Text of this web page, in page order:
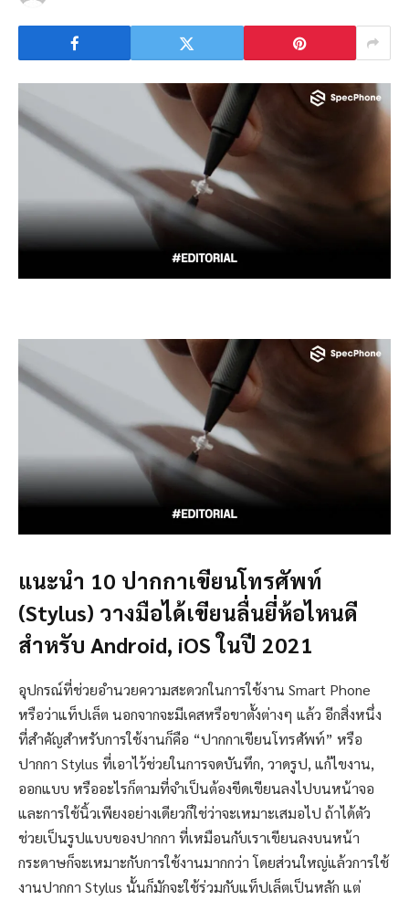
แนะนำ 10 ปากกาเขียนโทรศัพท์
(Stylus) วางมือได้เขียนลื่นยี่ห้อไหนดี
สำหรับ Android, iOS ในปี 2021
อุปกรณ์ที่ช่วยอำนวยความสะดวกในการใช้งาน Smart Phone
หรือว่าแท็ปเล็ต นอกจากจะมีเคสหรือขาตั้งต่างๆ แล้ว อีกสิ่งหนึ่ง
ที่สำคัญสำหรับการใช้งานก็คือ “ปากกาเขียนโทรศัพท์” หรือ
ปากกา Stylus ที่เอาไว้ช่วยในการจดบันทึก, วาดรูป, แก้ไขงาน,
ออกแบบ หรืออะไรก็ตามที่จำเป็นต้องขีดเขียนลงไปบนหน้าจอ
และการใช้นิ้วเพียงอย่างเดียวก็ใช่ว่าจะเหมาะเสมอไป ถ้าได้ตัว
ช่วยเป็นรูปแบบของปากกา ที่เหมือนกับเราเขียนลงบนหน้า
กระดาษก็จะเหมาะกับการใช้งานมากกว่า โดยส่วนใหญ่แล้วการใช้
งานปากกา Stylus นั้นก็มักจะใช้ร่วมกับแท็ปเล็ตเป็นหลัก แต่